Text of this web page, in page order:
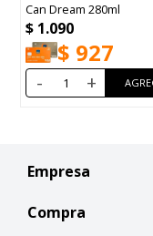
280ml
927
Empresa
Compra